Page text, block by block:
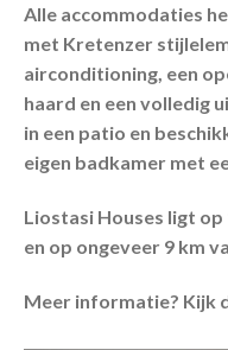
Alle accommodaties
met Kretenzer
airconditioning, een
haard en een volledig
in een patio en
eigen badkamer met
Liostasi Houses ligt
en op ongeveer 9 km
Meer informatie? Kijk